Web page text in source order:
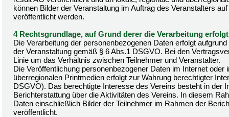
können Bilder der Veranstaltung im Auftrag des Veranstalters
veröffentlicht werden.
4 Rechtsgrundlage, auf Grund derer die Verarbeitung erfolgt
Die Verarbeitung der personenbezogenen Daten erfolgt
der Veranstaltung gemäß § 6 Abs.1 DSGVO. Bei den
Linie um das Verhältnis zwischen Teilnehmer und Veranstalter.
Die Veröffentlichung personenbezogener Daten im Internet oder
überregionalen Printmedien erfolgt zur Wahrung berechtigter
DSGVO). Das berechtigte Interesse des Vereins besteht in der
Berichterstattung über die Aktivitäten des Vereins. In diesem
Daten einschließlich Bilder der Teilnehmer im Rahmen der
veröffentlicht.